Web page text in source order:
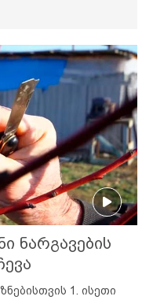
ნარგავების
1. ისეთი